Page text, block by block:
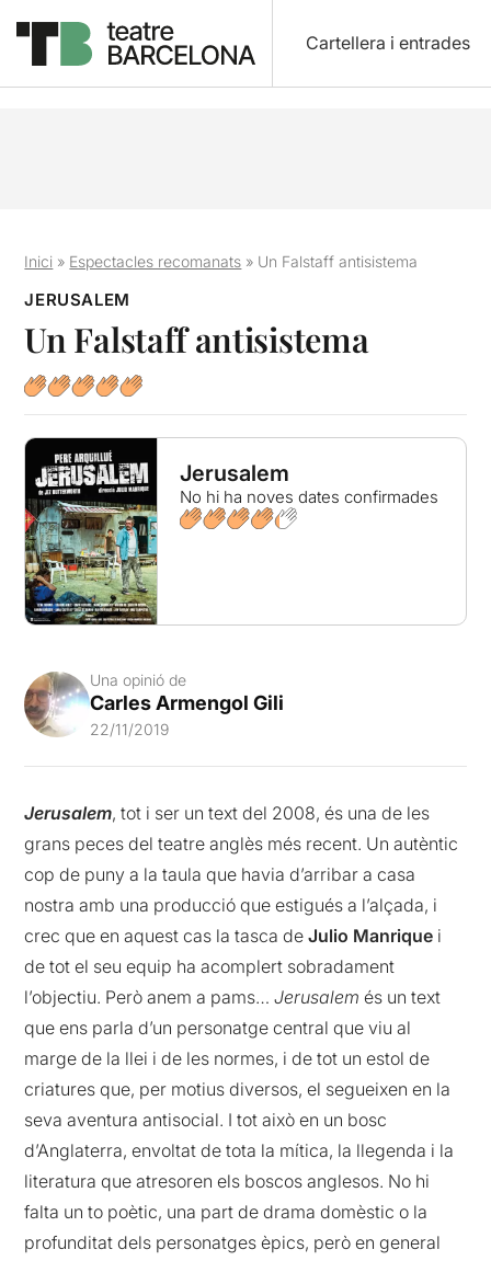
Cartellera i entrades
Inici » Espectacles recomanats » Un Falstaff antisistema
JERUSALEM
Un Falstaff antisistema
Jerusalem
No hi ha noves dates confirmades
Una opinió de
Carles Armengol Gili
22/11/2019
Jerusalem, tot i ser un text del 2008, és una de les
grans peces del teatre anglès més recent. Un autèntic
cop de puny a la taula que havia d’arribar a casa
nostra amb una producció que estigués a l’alçada, i
crec que en aquest cas la tasca deJulio Manrique i
de tot el seu equip ha acomplert sobradament
l’objectiu. Però anem a pams…Jerusalem és un text
que ens parla d’un personatge central que viu al
marge de la llei i de les normes, i de tot un estol de
criatures que, per motius diversos, el segueixen en la
seva aventura antisocial. I tot això en un bosc
d’Anglaterra, envoltat de tota la mítica, la llegenda i la
literatura que atresoren els boscos anglesos. No hi
falta un to poètic, una part de drama domèstic o la
profunditat dels personatges èpics, però en general